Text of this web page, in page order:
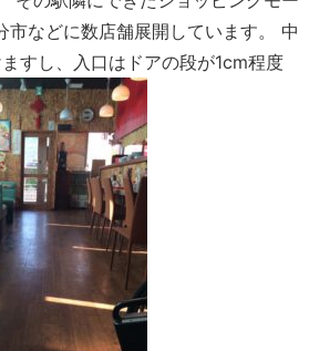
などに数店舗展開しています。 中
すし、入口はドアの段が1cm程度